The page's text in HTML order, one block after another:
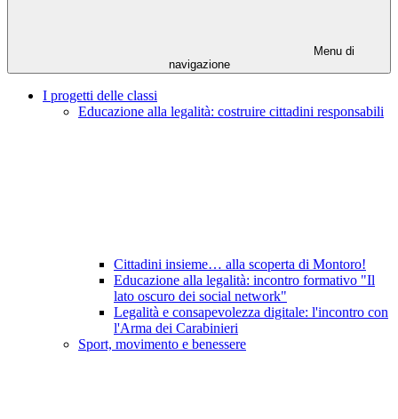
Menu di
navigazione
I progetti delle classi
Educazione alla legalità: costruire cittadini responsabili
Cittadini insieme… alla scoperta di Montoro!
Educazione alla legalità: incontro formativo "Il
lato oscuro dei social network"
Legalità e consapevolezza digitale: l'incontro con
l'Arma dei Carabinieri
Sport, movimento e benessere